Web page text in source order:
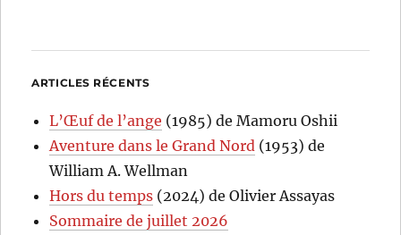
ARTICLES RÉCENTS
L’Œuf de l’ange (1985) de Mamoru Oshii
Aventure dans le Grand Nord (1953) de
William A. Wellman
Hors du temps (2024) de Olivier Assayas
Sommaire de juillet 2026